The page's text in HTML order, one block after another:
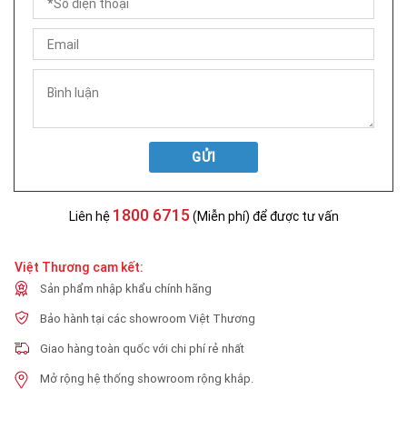
GỬI
Liên hệ 1800 6715 (Miễn phí) để được tư vấn
Việt Thương cam kết:
Sản phẩm nhập khẩu chính hãng
Bảo hành tại các showroom Việt Thương
Giao hàng toàn quốc với chi phí rẻ nhất
Mở rộng hệ thống showroom rộng khắp.